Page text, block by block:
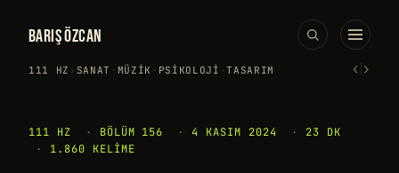
BARIŞ ÖZCAN
111 HZ › SANAT · MÜZIK · PSIKOLOJI ·TASARIM ‹›
111 HZ · BÖLÜM 156 · 4 KASIM 2024 ·
23 DK
·
1.860 KELIME